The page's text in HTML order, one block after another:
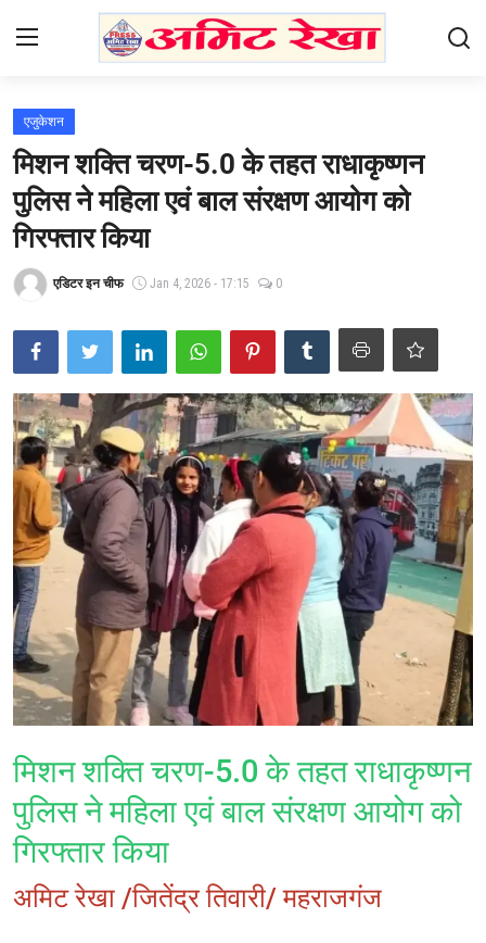
Home
Contact
भारत
एजुकेशन
हेल्थ
राजनीति
क्राइम
साहित्यिक
एजुकेशन
मिशन शक्ति चरण-5.0 के तहत राधाकृष्णन
पुलिस ने महिला एवं बाल संरक्षण आयोग को
गिरफ्तार किया
एडिटर इन चीफ Jan 4, 2026 - 17:15 0
मिशन शक्ति चरण-5.0 के तहत राधाकृष्णन
पुलिस ने महिला एवं बाल संरक्षण आयोग को
गिरफ्तार किया
अमिट रेखा /जितेंद्र तिवारी/ महराजगंज